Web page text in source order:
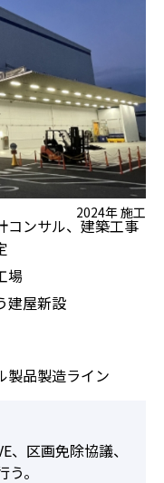
2024年 施工
コンサル、建築工事
場
建屋新設
製品製造ライン
、区画免除協議、
。